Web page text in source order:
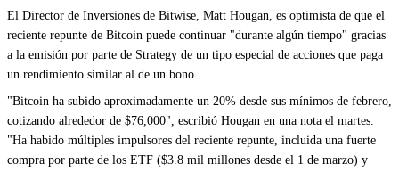
El Director de Inversiones de Bitwise, Matt Hougan, es optimista de que el
reciente repunte de Bitcoin puede continuar "durante algún tiempo" gracias
a la emisión por parte de Strategy de un tipo especial de acciones que paga
un rendimiento similar al de un bono.
"Bitcoin ha subido aproximadamente un 20% desde sus mínimos de febrero,
cotizando alrededor de $76,000", escribió Hougan en una nota el martes.
"Ha habido múltiples impulsores del reciente repunte, incluida una fuerte
compra por parte de los ETF ($3.8 mil millones desde el 1 de marzo) y